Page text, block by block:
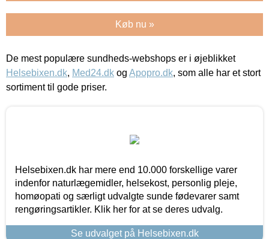
Køb nu »
De mest populære sundheds-webshops er i øjeblikket
Helsebixen.dk, Med24.dk og Apopro.dk, som alle har et stort
sortiment til gode priser.
Helsebixen.dk har mere end 10.000 forskellige varer
indenfor naturlægemidler, helsekost, personlig pleje,
homøopati og særligt udvalgte sunde fødevarer samt
rengøringsartikler. Klik her for at se deres udvalg.
Se udvalget på Helsebixen.dk